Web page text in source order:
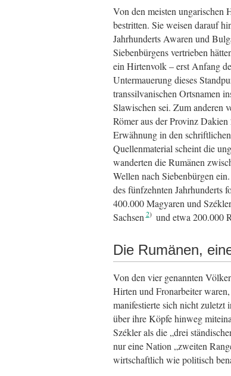
Von den meisten
bestritten. Sie weisen darauf
Jahrhunderts Awaren und
Siebenbürgens vertrieben
ein Hirtenvolk – erst Anfang
Untermauerung dieses
transsilvanischen Ortsnamen
Slawischen sei. Zum anderen
Römer aus der Provinz
Erwähnung in den
Quellenmaterial scheint die
wanderten die Rumänen
Wellen nach Siebenbürgen
des fünfzehnten Jahrhunderts
400.000 Magyaren und Székler
Sachsen 2 und etwa 200.000
Die Rumänen,
Von den vier genannten
Hirten und Fronarbeiter
manifestierte sich nicht zuletzt
über ihre Köpfe hinweg
Székler als die „drei
nur eine Nation „zweiten
wirtschaftlich wie politisch